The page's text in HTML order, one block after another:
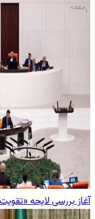
آغاز بررسی لایحه